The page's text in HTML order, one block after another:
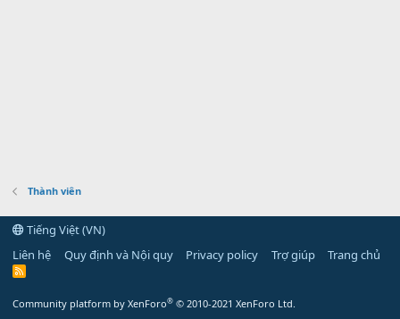
Thành viên
Tiếng Việt (VN)
Liên hệ
Quy định và Nội quy Privacy policy Trợ giúp Trang chủ
R
Community platform by XenForo® © 2010-2021 XenForo Ltd.